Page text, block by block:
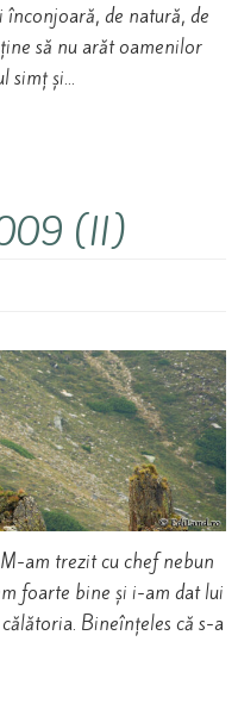
de natură, de
să nu arăt oamenilor
simț și…
(II)
am trezit cu chef nebun
foarte bine și i-am dat lui
Bineînțeles că s-a